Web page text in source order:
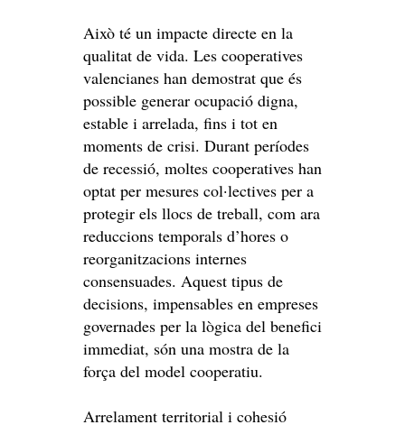
Això té un impacte directe en la
qualitat de vida. Les cooperatives
valencianes han demostrat que és
possible generar ocupació digna,
estable i arrelada, fins i tot en
moments de crisi. Durant períodes
de recessió, moltes cooperatives han
optat per mesures col·lectives per a
protegir els llocs de treball, com ara
reduccions temporals d’hores o
reorganitzacions internes
consensuades. Aquest tipus de
decisions, impensables en empreses
governades per la lògica del benefici
immediat, són una mostra de la
força del model cooperatiu.
Arrelament territorial i cohesió